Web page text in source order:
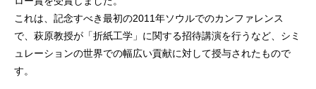
これは、記念すべき最初の2011年ソウルでのカンファレンス
で、萩原教授が「折紙工学」に関する招待講演を行うなど、シミ
ュレーションの世界での幅広い貢献に対して授与されたもので
す。